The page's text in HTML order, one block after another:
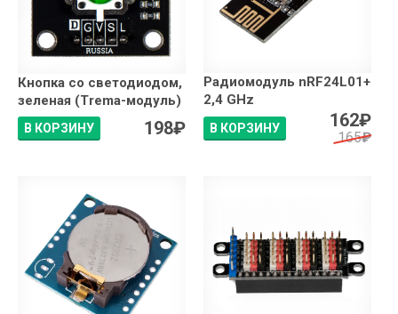
Кнопка со светодиодом,
зеленая (Trema-модуль)
В КОРЗИНУ 198₽
Радиомодуль nRF24L01+
2,4 GHz
В КОРЗИНУ 162₽
165₽